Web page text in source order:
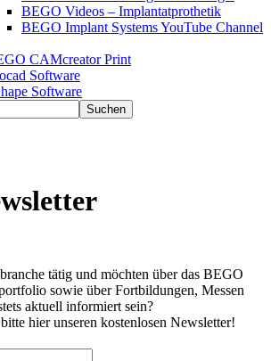
BEGO Videos – Implantatprothetik
BEGO Implant Systems YouTube Channel
CAMcreator Print
Software
Software
Suchen
tätig und möchten über das BEGO
sowie über Fortbildungen, Messen
aktuell informiert sein?
hier unseren kostenlosen Newsletter!